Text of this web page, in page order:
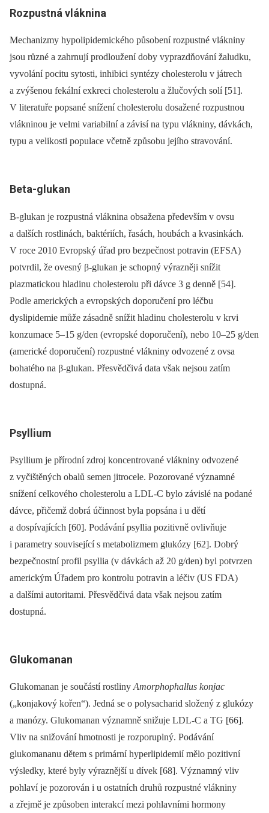
Rozpustná vláknina
Mechanizmy hypolipidemického působení rozpustné vlákniny
jsou různé a zahrnují prodloužení doby vyprazdňování žaludku,
vyvolání pocitu sytosti, inhibici syntézy cholesterolu v játrech
a zvýšenou fekální exkreci cholesterolu a žlučových solí [51].
V literatuře popsané snížení cholesterolu dosažené rozpustnou
vlákninou je velmi variabilní a závisí na typu vlákniny, dávkách,
typu a velikosti populace včetně způsobu jejího stravování.
Beta-glukan
B-glukan je rozpustná vláknina obsažena především v ovsu
a dalších rostlinách, baktériích, řasách, houbách a kvasinkách.
V roce 2010 Evropský úřad pro bezpečnost potravin (EFSA)
potvrdil, že ovesný β-glukan je schopný výrazněji snížit
plazmatickou hladinu cholesterolu při dávce 3 g denně [54].
Podle amerických a evropských doporučení pro léčbu
dyslipidemie může zásadně snížit hladinu cholesterolu v krvi
konzumace 5–15 g/den (evropské doporučení), nebo 10–25 g/den
(americké doporučení) rozpustné vlákniny odvozené z ovsa
bohatého na β-glukan. Přesvědčivá data však nejsou zatím
dostupná.
Psyllium
Psyllium je přírodní zdroj koncentrované vlákniny odvozené
z vyčištěných obalů semen jitrocele. Pozorované významné
snížení celkového cholesterolu a LDL-C bylo závislé na podané
dávce, přičemž dobrá účinnost byla popsána i u dětí
a dospívajících [60]. Podávání psyllia pozitivně ovlivňuje
i parametry související s metabolizmem glukózy [62]. Dobrý
bezpečnostní profil psyllia (v dávkách až 20 g/den) byl potvrzen
americkým Úřadem pro kontrolu potravin a léčiv (US FDA)
a dalšími autoritami. Přesvědčivá data však nejsou zatím
dostupná.
Glukomanan
Glukomanan je součástí rostliny Amorphophallus konjac
(„konjakový kořen“). Jedná se o polysacharid složený z glukózy
a manózy. Glukomanan významně snižuje LDL-C a TG [66].
Vliv na snižování hmotnosti je rozporuplný. Podávání
glukomananu dětem s primární hyperlipidemií mělo pozitivní
výsledky, které byly výraznější u dívek [68]. Významný vliv
pohlaví je pozorován i u ostatních druhů rozpustné vlákniny
a zřejmě je způsoben interakcí mezi pohlavními hormony